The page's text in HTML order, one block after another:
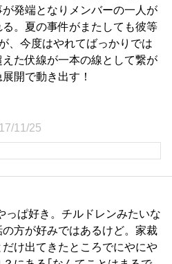
発端となりメンバーの一人が
。夏の事件がまたしても彼等
、今度はやれてばっかりでは
た伏線が一本の線として繋が
開で動き出す！
11/25
っぱ好き。チルドレンみたいな
の方が好みではあるけど。家裁
け出てきたところでにやにや